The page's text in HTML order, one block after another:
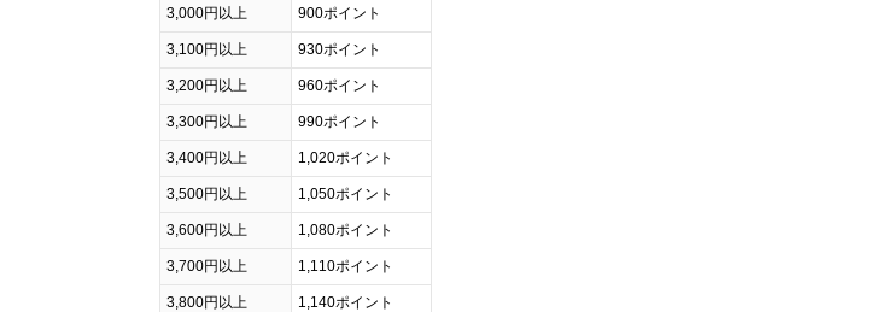
3,000円以上 900ポイント
3,100円以上 930ポイント
3,200円以上 960ポイント
3,300円以上 990ポイント
3,400円以上 1,020ポイント
3,500円以上 1,050ポイント
3,600円以上 1,080ポイント
3,700円以上 1,110ポイント
3,800円以上 1,140ポイント